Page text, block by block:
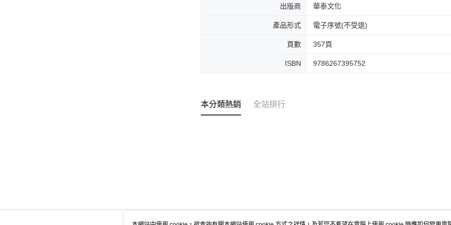
出版商 華泰文化
產品形式 電子序號(不受退)
頁數 357頁
ISBN 9786267395752
本分類熱銷 全站排行